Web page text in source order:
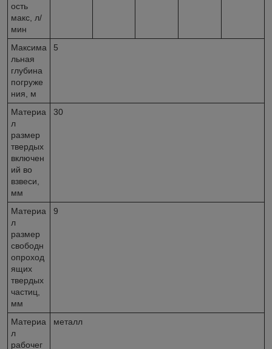
ость
макс, л/
мин
Максима
льная
глубина
погруже
ния, м
5
Материа
л
размер
твердых
включен
ий во
взвеси,
мм
30
Материа
л
размер
свободн
опроход
ящих
твердых
частиц,
мм
9
Материа
л
рабочег
металл